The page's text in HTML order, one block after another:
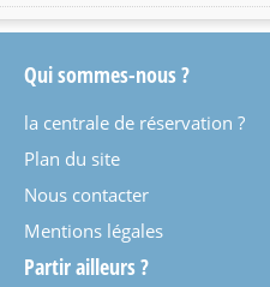
Qui sommes-nous ?
la centrale de réservation ?
Plan du site
Nous contacter
Mentions légales
Partir ailleurs ?